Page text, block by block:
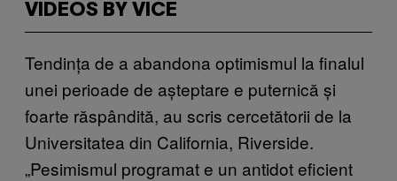
VIDEOS BY VICE
Tendința de a abandona optimismul la finalul
unei perioade de așteptare e puternică și
foarte răspândită, au scris cercetătorii de la
Universitatea din California, Riverside.
„Pesimismul programat e un antidot eficient